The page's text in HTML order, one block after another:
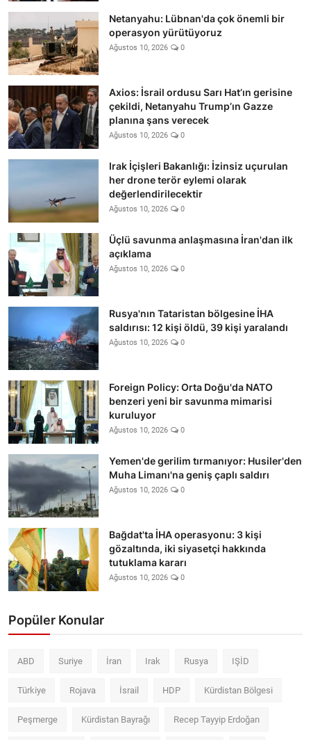
Netanyahu: Lübnan'da çok önemli bir
operasyon yürütüyoruz
Ağustos 10, 2026 0
Axios: İsrail ordusu Sarı Hat’ın gerisine
çekildi, Netanyahu Trump’ın Gazze
planına şans verecek
Ağustos 10, 2026 0
Irak İçişleri Bakanlığı: İzinsiz uçurulan
her drone terör eylemi olarak
değerlendirilecektir
Ağustos 10, 2026 0
Üçlü savunma anlaşmasına İran'dan ilk
açıklama
Ağustos 10, 2026 0
Rusya'nın Tataristan bölgesine İHA
saldırısı: 12 kişi öldü, 39 kişi yaralandı
Ağustos 10, 2026 0
Foreign Policy: Orta Doğu'da NATO
benzeri yeni bir savunma mimarisi
kuruluyor
Ağustos 10, 2026 0
Yemen'de gerilim tırmanıyor: Husiler'den
Muha Limanı'na geniş çaplı saldırı
Ağustos 10, 2026 0
Bağdat'ta İHA operasyonu: 3 kişi
gözaltında, iki siyasetçi hakkında
tutuklama kararı
Ağustos 10, 2026 0
Popüler Konular
ABD Suriye İran Irak Rusya IŞİD
Türkiye Rojava İsrail HDP Kürdistan Bölgesi
Peşmerge Kürdistan Bayrağı Recep Tayyip Erdoğan